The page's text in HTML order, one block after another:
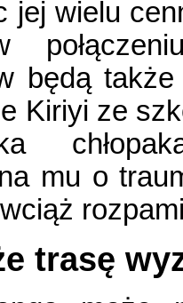
jej wielu
będą
Kiriyi ze
mu o
trasę